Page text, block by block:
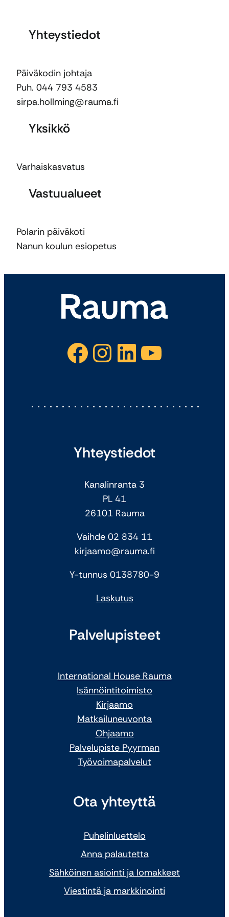
Yhteystiedot
Päiväkodin johtaja
Puh. 044 793 4583
sirpa.hollming@rauma.fi
Yksikkö
Varhaiskasvatus
Vastuualueet
Polarin päiväkoti
Nanun koulun esiopetus
Facebook Instagram LinkedIn YouTube
Yhteystiedot
Kanalinranta 3
PL 41
26101 Rauma
Vaihde 02 834 11
kirjaamo@rauma.fi
Y-tunnus 0138780-9
Laskutus
Palvelupisteet
International House Rauma
Isännöintitoimisto
Kirjaamo
Matkailuneuvonta
Ohjaamo
Palvelupiste Pyyrman
Työvoimapalvelut
Ota yhteyttä
Puhelinluettelo
Anna palautetta
Sähköinen asiointi ja lomakkeet
Viestintä ja markkinointi